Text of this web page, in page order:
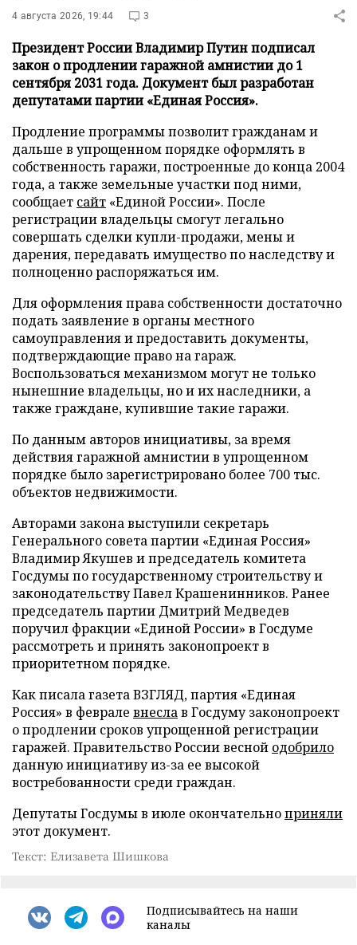
4 августа 2026, 19:44 3
Президент России Владимир Путин подписал
закон о продлении гаражной амнистии до 1
сентября 2031 года. Документ был разработан
депутатами партии «Единая Россия».
Продление программы позволит гражданам и
дальше в упрощенном порядке оформлять в
собственность гаражи, построенные до конца 2004
года, а также земельные участки под ними,
сообщает сайт «Единой России». После
регистрации владельцы смогут легально
совершать сделки купли-продажи, мены и
дарения, передавать имущество по наследству и
полноценно распоряжаться им.
Для оформления права собственности достаточно
подать заявление в органы местного
самоуправления и предоставить документы,
подтверждающие право на гараж.
Воспользоваться механизмом могут не только
нынешние владельцы, но и их наследники, а
также граждане, купившие такие гаражи.
По данным авторов инициативы, за время
действия гаражной амнистии в упрощенном
порядке было зарегистрировано более 700 тыс.
объектов недвижимости.
Авторами закона выступили секретарь
Генерального совета партии «Единая Россия»
Владимир Якушев и председатель комитета
Госдумы по государственному строительству и
законодательству Павел Крашенинников. Ранее
председатель партии Дмитрий Медведев
поручил фракции «Единой России» в Госдуме
рассмотреть и принять законопроект в
приоритетном порядке.
Как писала газета ВЗГЛЯД, партия «Единая
Россия» в феврале внеслав Госдуму законопроект
о продлении сроков упрощенной регистрации
гаражей. Правительство России весной одобрило
данную инициативу из-за ее высокой
востребованности среди граждан.
Депутаты Госдумы в июле окончательноприняли
этот документ.
Текст: Елизавета Шишкова
Подписывайтесь на наши
каналы